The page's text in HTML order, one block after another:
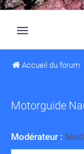
Accueil du forum
Motorguide
Modérateur :